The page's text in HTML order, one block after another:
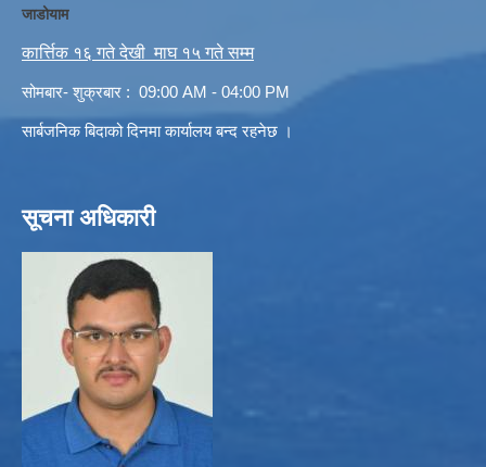
जाडोयाम
कार्त्तिक १६ गते देखी माघ १५ गते सम्म
सोमबार- शुक्रबार : 09:00 AM - 04:00 PM
सार्बजनिक बिदाको दिनमा कार्यालय बन्द रहनेछ ।
सूचना अधिकारी